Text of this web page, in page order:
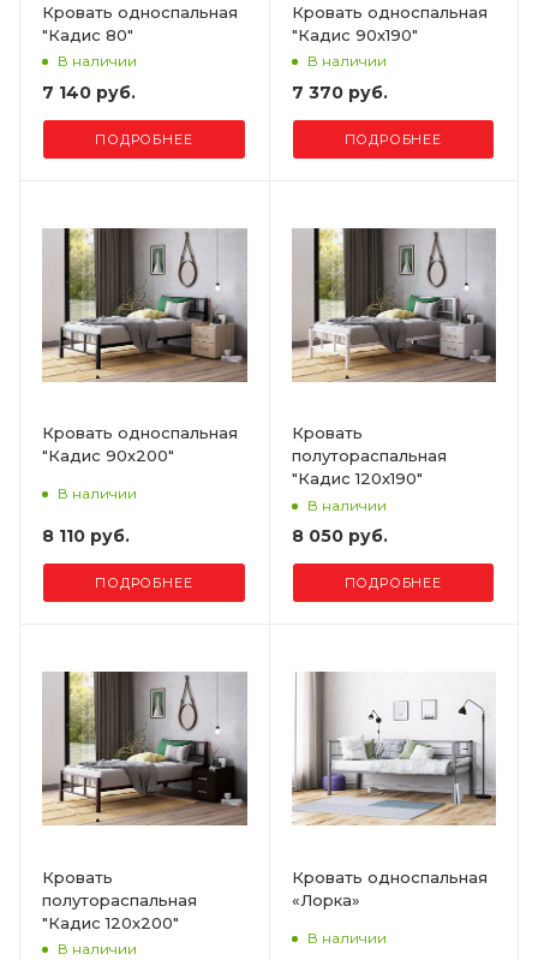
Кровать односпальная
"Кадис 80"
В наличии
7 140 руб.
ПОДРОБНЕЕ
Кровать односпальная
"Кадис 90х190"
В наличии
7 370 руб.
ПОДРОБНЕЕ
Кровать односпальная
"Кадис 90х200"
В наличии
8 110 руб.
ПОДРОБНЕЕ
Кровать
полутораспальная
"Кадис 120х190"
В наличии
8 050 руб.
ПОДРОБНЕЕ
Кровать
полутораспальная
"Кадис 120х200"
В наличии
Кровать односпальная
«Лорка»
В наличии